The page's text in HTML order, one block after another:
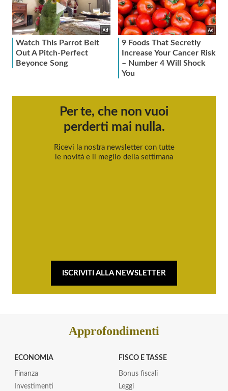
Per te, che non vuoi
perderti mai nulla.
Ricevi la nostra newsletter con tutte
le novità e il meglio della settimana
ISCRIVITI ALLA NEWSLETTER
Approfondimenti
ECONOMIA
Finanza
Investimenti
FISCO E TASSE
Bonus fiscali
Leggi